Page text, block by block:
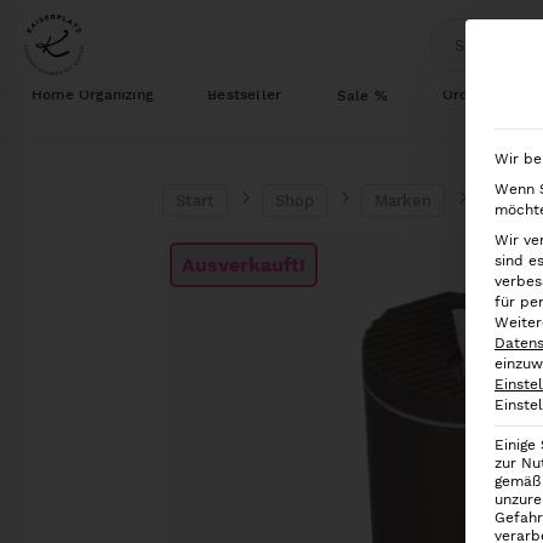
Home Organizing Bestseller Sale % Ordnung im
Ausverkauft!
Wir
Wenn
Wir
sind
für
Einige
zur